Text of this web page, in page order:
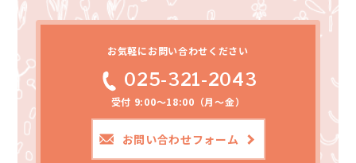
お気軽にお問い合わせください
025-321-2043
受付 9:00～18:00（月～金）
お問い合わせフォーム